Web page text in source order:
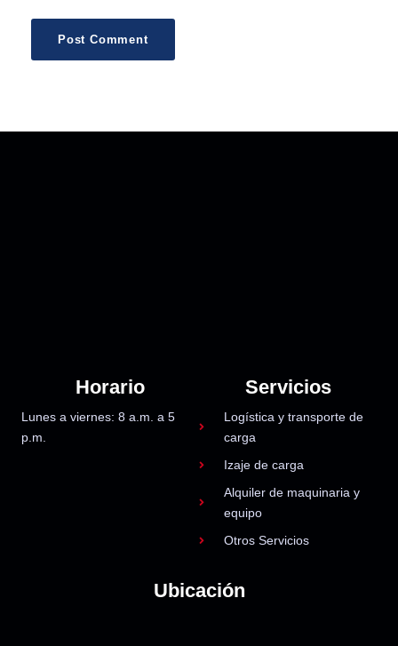
Horario
Lunes a viernes: 8 a.m. a 5
p.m.
Servicios
Logística y transporte de
carga
Izaje de carga
Alquiler de maquinaria y
equipo
Otros Servicios
Ubicación